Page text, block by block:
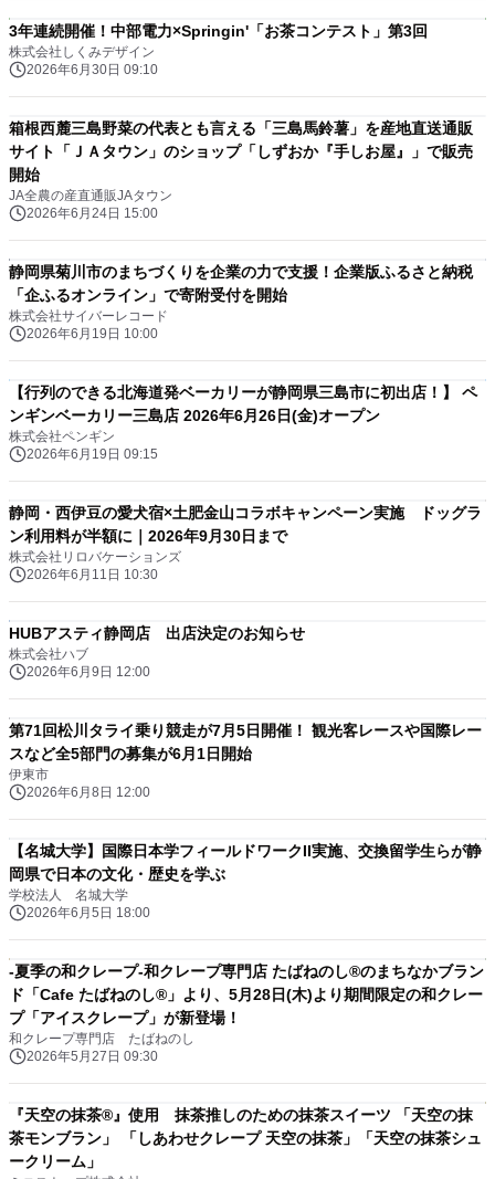
3年連続開催！中部電力×Springin'「お茶コンテスト」第3回
株式会社しくみデザイン
2026年6月30日 09:10
箱根西麓三島野菜の代表とも言える「三島馬鈴薯」を産地直送通販
サイト「ＪＡタウン」のショップ「しずおか『手しお屋』」で販売
開始
JA全農の産直通販JAタウン
2026年6月24日 15:00
静岡県菊川市のまちづくりを企業の力で支援！企業版ふるさと納税
「企ふるオンライン」で寄附受付を開始
株式会社サイバーレコード
2026年6月19日 10:00
【行列のできる北海道発ベーカリーが静岡県三島市に初出店！】 ペ
ンギンベーカリー三島店 2026年6月26日(金)オープン
株式会社ペンギン
2026年6月19日 09:15
静岡・西伊豆の愛犬宿×土肥金山コラボキャンペーン実施 ドッグラ
ン利用料が半額に｜2026年9月30日まで
株式会社リロバケーションズ
2026年6月11日 10:30
HUBアスティ静岡店 出店決定のお知らせ
株式会社ハブ
2026年6月9日 12:00
第71回松川タライ乗り競走が7月5日開催！ 観光客レースや国際レー
スなど全5部門の募集が6月1日開始
伊東市
2026年6月8日 12:00
【名城大学】国際日本学フィールドワークII実施、交換留学生らが静
岡県で日本の文化・歴史を学ぶ
学校法人 名城大学
2026年6月5日 18:00
-夏季の和クレープ-和クレープ専門店 たばねのし®のまちなかブラン
ド「Cafe たばねのし®」より、5月28日(木)より期間限定の和クレー
プ「アイスクレープ」が新登場！
和クレープ専門店 たばねのし
2026年5月27日 09:30
『天空の抹茶®』使用 抹茶推しのための抹茶スイーツ 「天空の抹
茶モンブラン」 「しあわせクレープ 天空の抹茶」「天空の抹茶シュ
ークリーム」